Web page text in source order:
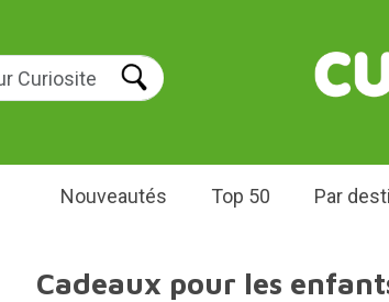
Nouveautés Top 50 Par
Cadeaux pour les